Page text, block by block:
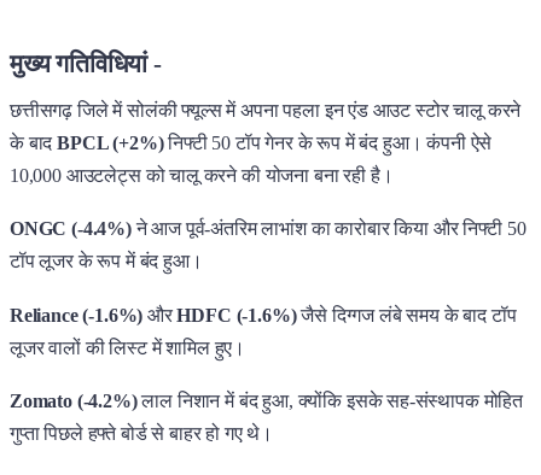
मुख्य गतिविधियां -
छत्तीसगढ़ जिले में सोलंकी फ्यूल्स में अपना पहला इन एंड आउट स्टोर चालू करने
के बादBPCL (+2%)निफ्टी 50 टॉप गेनर के रूप में बंद हुआ। कंपनी ऐसे
10,000 आउटलेट्स को चालू करने की योजना बना रही है।
ONGC (-4.4%)ने आज पूर्व-अंतरिम लाभांश का कारोबार किया और निफ्टी 50
टॉप लूजर के रूप में बंद हुआ।
Reliance (-1.6%) औरHDFC (-1.6%)जैसे दिग्गज लंबे समय के बाद टॉप
लूजर वालों की लिस्ट में शामिल हुए।
Zomato (-4.2%)लाल निशान में बंद हुआ, क्योंकि इसके सह-संस्थापक मोहित
गुप्ता पिछले हफ्ते बोर्ड से बाहर हो गए थे।